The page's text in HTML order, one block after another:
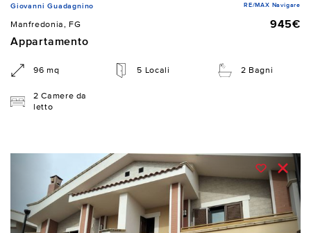
Giovanni Guadagnino RE/MAX Navigare
Manfredonia, FG
945€
Appartamento
96 mq 5 Locali 2 Bagni
2 Camere da
letto